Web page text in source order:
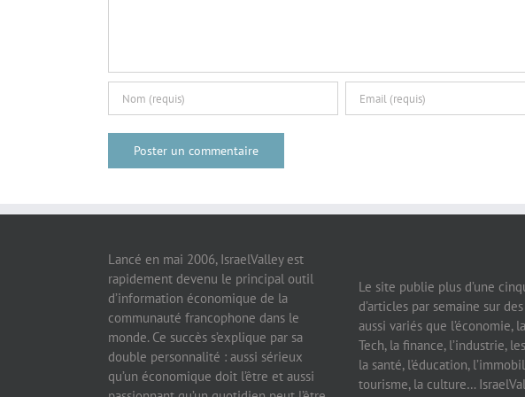
Lancé en mai 2006, IsraelValley est
rapidement devenu le principal outil
d’information économique de la
communauté francophone dans le
monde. Ce succès s’explique par sa
double personnalité : aussi sérieux
qu’un économique doit l’être et aussi
Le site publie plus d’une
d’articles par semaine sur
aussi variés que l’économie,
Tech, la finance, l’industrie,
la santé, l’éducation,
tourisme, la culture…